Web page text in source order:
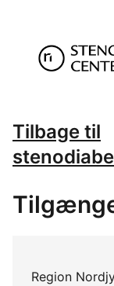
Tilbage til
Region